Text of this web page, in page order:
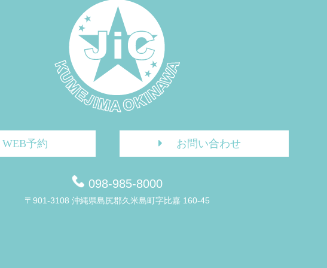
WEB予約 お問い合わせ
098-985-8000
〒901-3108 沖縄県島尻郡久米島町字比嘉 160-45